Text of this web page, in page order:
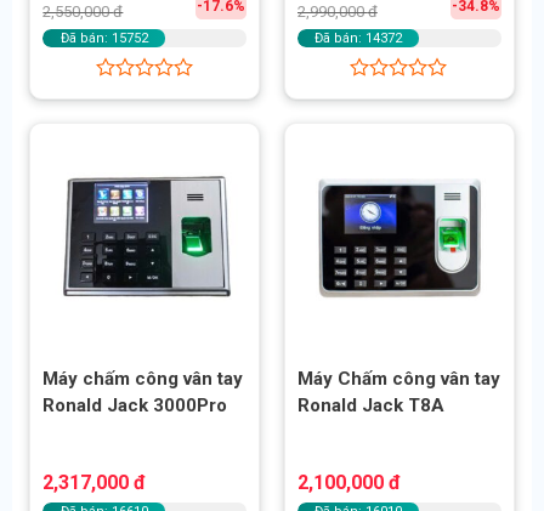
2,550,000đ
là:
2,550,000 đ.
tại
là:
2,100,000 đ.
-17.6%
Đã bán: 15752
Được
5
sao
2,990,000đ
là:
2,990,000 đ.
tại
là:
1,950,000 đ.
-34.8%
Đã bán: 14372
Được
sao
Máy chấm công vân tay
Ronald Jack 3000Pro
2,317,000đ
Máy Chấm công vân tay
Ronald Jack T8A
2,100,000 đ